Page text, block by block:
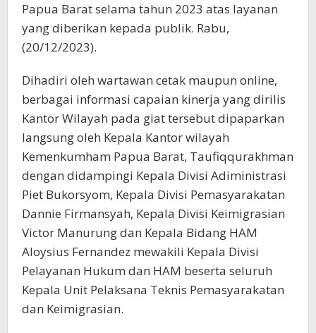
Papua Barat selama tahun 2023 atas layanan
yang diberikan kepada publik. Rabu,
(20/12/2023).
Dihadiri oleh wartawan cetak maupun online,
berbagai informasi capaian kinerja yang dirilis
Kantor Wilayah pada giat tersebut dipaparkan
langsung oleh Kepala Kantor wilayah
Kemenkumham Papua Barat, Taufiqqurakhman
dengan didampingi Kepala Divisi Adiministrasi
Piet Bukorsyom, Kepala Divisi Pemasyarakatan
Dannie Firmansyah, Kepala Divisi Keimigrasian
Victor Manurung dan Kepala Bidang HAM
Aloysius Fernandez mewakili Kepala Divisi
Pelayanan Hukum dan HAM beserta seluruh
Kepala Unit Pelaksana Teknis Pemasyarakatan
dan Keimigrasian.